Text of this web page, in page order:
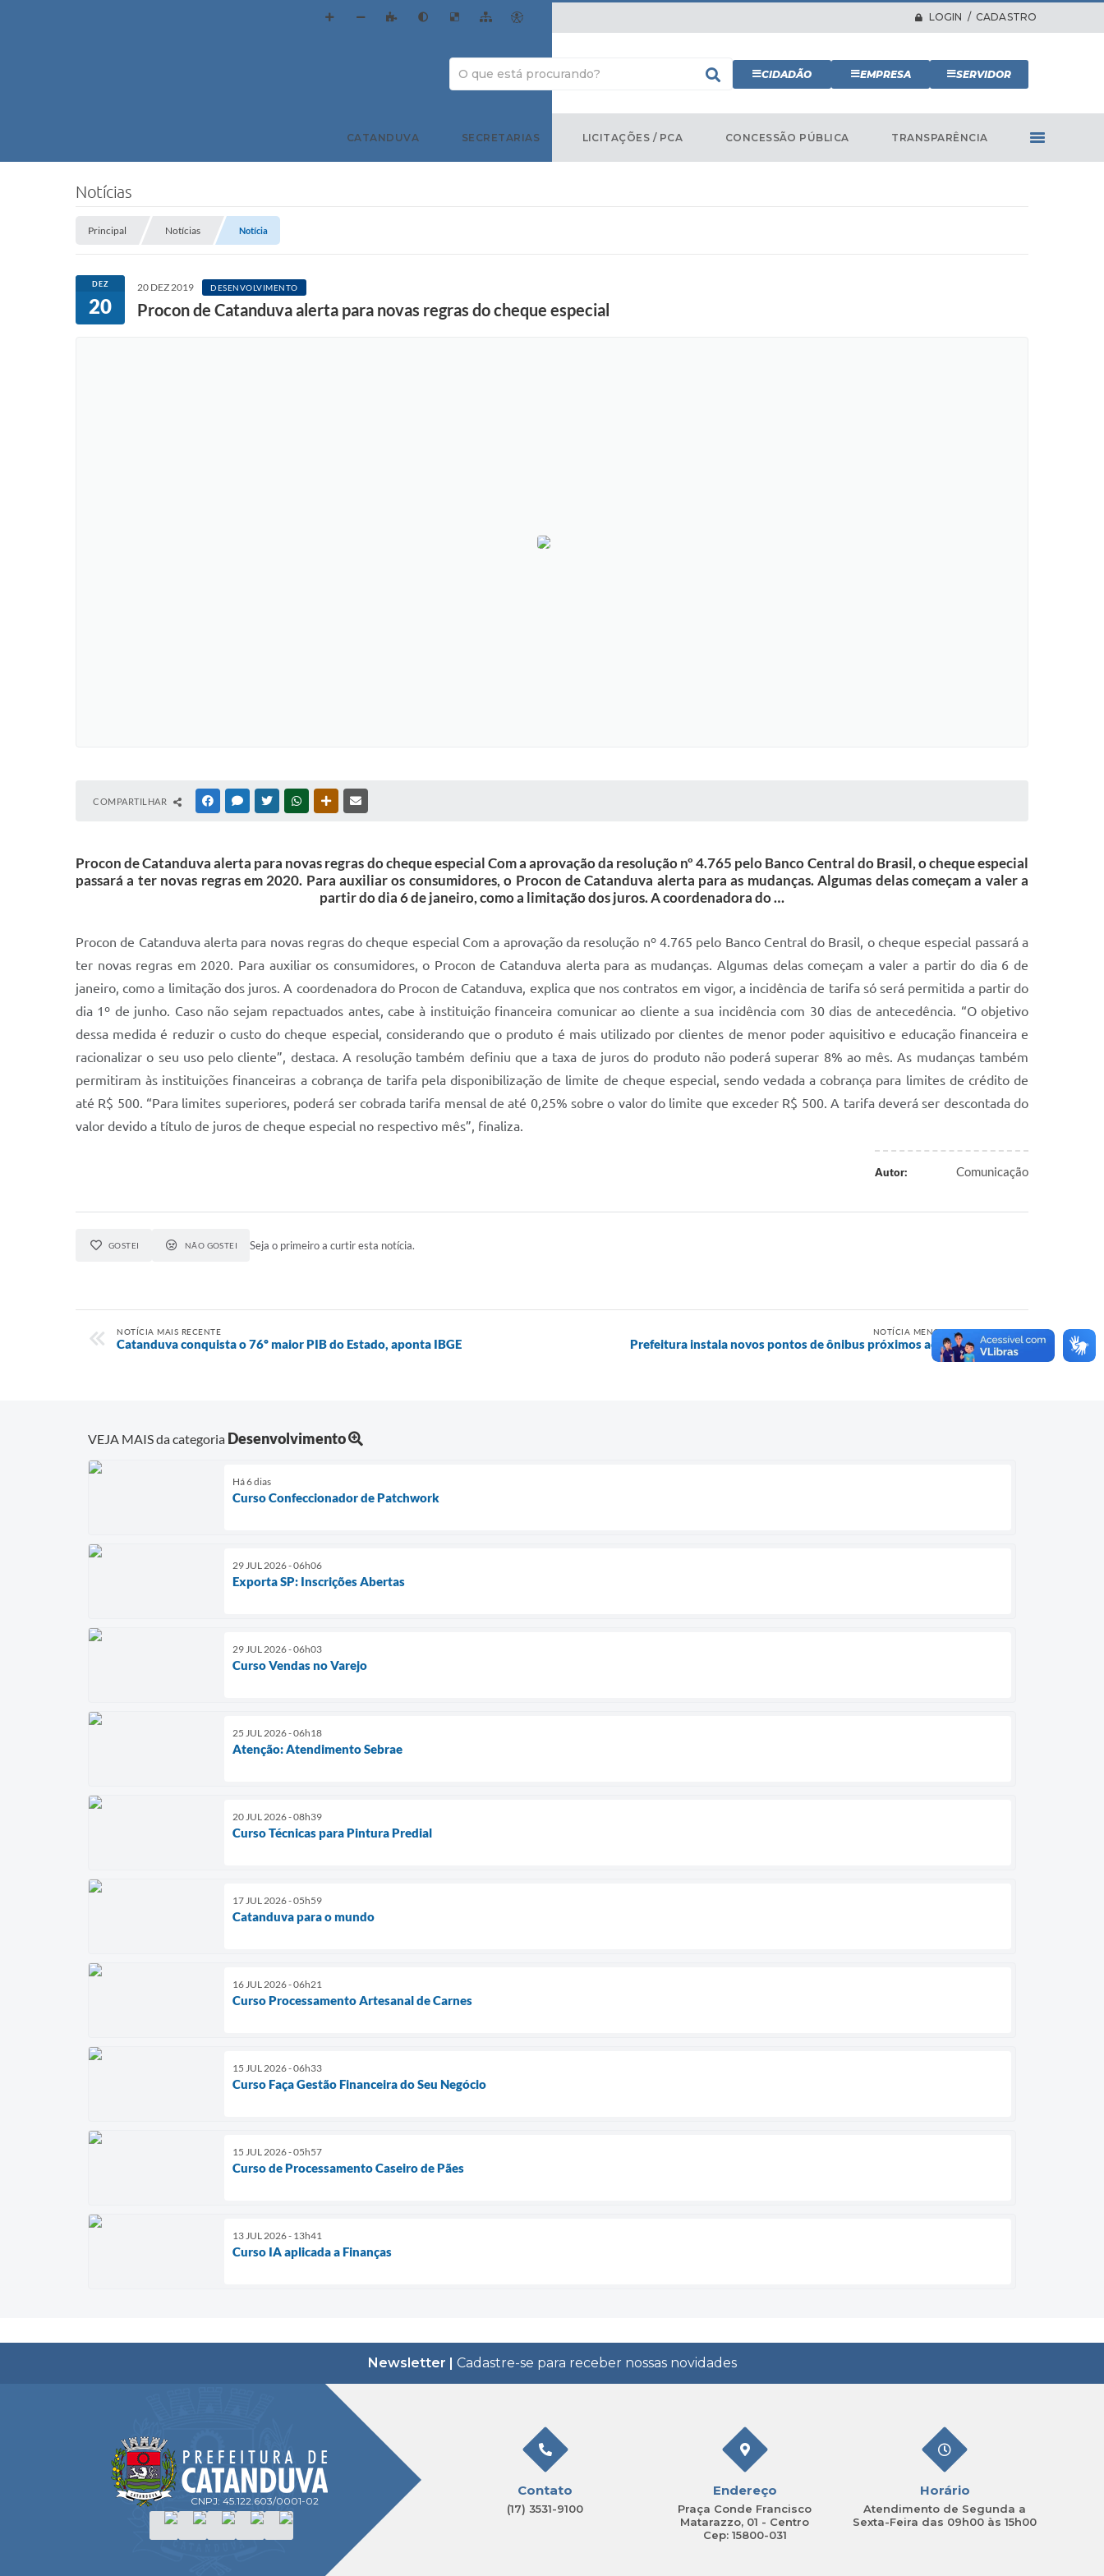
LOGIN / CADASTRO
CIDADÃO EMPRESA SERVIDOR
CATANDUVA SECRETARIAS LICITAÇÕES / PCA CONCESSÃO PÚBLICA TRANSPARÊNCIA
Notícias
Principal Notícias Notícia
DEZ
20
20 DEZ 2019 DESENVOLVIMENTO
Procon de Catanduva alerta para novas regras do cheque especial
COMPARTILHAR FACEBOOKMESSENGER
TWITTERWHATSAPPOUTRAS MÍDIAS
Procon de Catanduva alerta para novas regras do cheque especial Com a aprovação da resolução nº 4.765 pelo Banco Central do Brasil, o cheque especial
passará a ter novas regras em 2020. Para auxiliar os consumidores, o Procon de Catanduva alerta para as mudanças. Algumas delas começam a valer a
partir do dia 6 de janeiro, como a limitação dos juros. A coordenadora do …
Procon de Catanduva alerta para novas regras do cheque especial Com a aprovação da resolução nº 4.765 pelo Banco Central do Brasil, o cheque especial passará a
ter novas regras em 2020. Para auxiliar os consumidores, o Procon de Catanduva alerta para as mudanças. Algumas delas começam a valer a partir do dia 6 de
janeiro, como a limitação dos juros. A coordenadora do Procon de Catanduva, explica que nos contratos em vigor, a incidência de tarifa só será permitida a partir do
dia 1º de junho. Caso não sejam repactuados antes, cabe à instituição financeira comunicar ao cliente a sua incidência com 30 dias de antecedência. “O objetivo
dessa medida é reduzir o custo do cheque especial, considerando que o produto é mais utilizado por clientes de menor poder aquisitivo e educação financeira e
racionalizar o seu uso pelo cliente”, destaca. A resolução também definiu que a taxa de juros do produto não poderá superar 8% ao mês. As mudanças também
permitiram às instituições financeiras a cobrança de tarifa pela disponibilização de limite de cheque especial, sendo vedada a cobrança para limites de crédito de
até R$ 500. “Para limites superiores, poderá ser cobrada tarifa mensal de até 0,25% sobre o valor do limite que exceder R$ 500. A tarifa deverá ser descontada do
valor devido a título de juros de cheque especial no respectivo mês”, finaliza.
Autor: Comunicação
GOSTEI NÃO GOSTEI Seja o primeiro a curtir esta notícia.
NOTÍCIA MAIS RECENTE
Catanduva conquista o 76º maior PIB do Estado, aponta IBGE
NOTÍCIA MENOS RECENTE
Prefeitura instala novos pontos de ônibus próximos ao Proença
VEJA MAIS da categoria Desenvolvimento
Há 6 dias
Curso Confeccionador de Patchwork
29 JUL 2026 - 06h06
Exporta SP: Inscrições Abertas
29 JUL 2026 - 06h03
Curso Vendas no Varejo
25 JUL 2026 - 06h18
Atenção: Atendimento Sebrae
20 JUL 2026 - 08h39
Curso Técnicas para Pintura Predial
17 JUL 2026 - 05h59
Catanduva para o mundo
16 JUL 2026 - 06h21
Curso Processamento Artesanal de Carnes
15 JUL 2026 - 06h33
Curso Faça Gestão Financeira do Seu Negócio
15 JUL 2026 - 05h57
Curso de Processamento Caseiro de Pães
13 JUL 2026 - 13h41
Curso IA aplicada a Finanças
Newsletter | Cadastre-se para receber nossas novidades
CNPJ: 45.122.603/0001-02
Contato
(17) 3531-9100
Endereço
Praça Conde Francisco
Matarazzo, 01 - Centro
Cep: 15800-031
Horário
Atendimento de Segunda a
Sexta-Feira das 09h00 às 15h00